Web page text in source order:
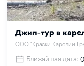
Джип-тур в
ООО "Краски Карелии
Ближайшая дата: